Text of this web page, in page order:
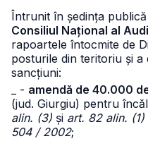
Întrunit în ședința
Consiliul Național al
rapoartele întocmite de
posturile din teritoriu și a
sancțiuni:
_ - amendă de 40.000
(jud. Giurgiu) pentru
alin. (3) și art. 82 alin. (1)
504 / 2002;